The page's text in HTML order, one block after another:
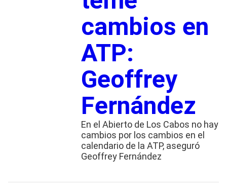
cambios en
ATP:
Geoffrey
Fernández
En el Abierto de Los Cabos no hay
cambios por los cambios en el
calendario de la ATP, aseguró
Geoffrey Fernández